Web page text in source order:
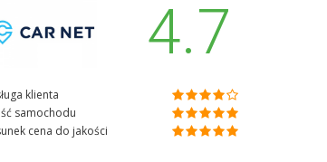
4.7
klienta
samochodu
cena do jakości